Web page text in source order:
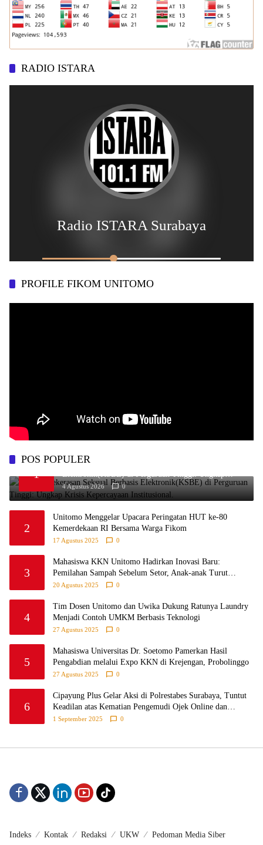
RADIO ISTARA
PROFILE FIKOM UNITOMO
POS POPULER
1
Darurat Kekerasan Seksual Berbasis
Elektronik(KSBE) di Perguruan Tinggi: Ungkap
Krisis Kepercayaan Institusional.
4 Agustus 2026 0
2
Unitomo Menggelar Upacara Peringatan HUT ke-80
Kemerdekaan RI Bersama Warga Fikom
17 Agustus 2025 0
3
Mahasiswa KKN Unitomo Hadirkan Inovasi Baru:
Pemilahan Sampah Sebelum Setor, Anak-anak Turut
Partisipasi Lewat Game Edukatif di Desa Tanjungsari
20 Agustus 2025 0
4
Tim Dosen Unitomo dan Uwika Dukung Ratunya Laundry
Menjadi Contoh UMKM Berbasis Teknologi
27 Agustus 2025 0
5
Mahasiswa Universitas Dr. Soetomo Pamerkan Hasil
Pengabdian melalui Expo KKN di Krejengan, Probolinggo
27 Agustus 2025 0
6
Cipayung Plus Gelar Aksi di Polrestabes Surabaya, Tuntut
Keadilan atas Kematian Pengemudi Ojek Online dan
Tindakan Represif pada Demonstran
1 September 2025 0
Indeks Kontak Redaksi UKW Pedoman Media Siber